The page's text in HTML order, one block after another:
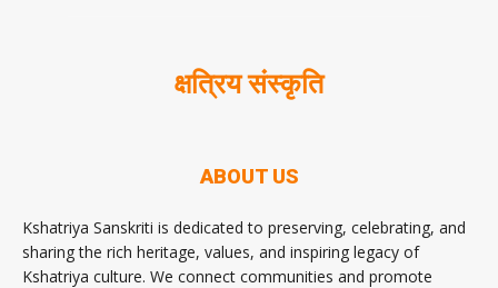
क्षत्रिय संस्कृति
ABOUT US
Kshatriya Sanskriti is dedicated to preserving, celebrating, and
sharing the rich heritage, values, and inspiring legacy of
Kshatriya culture. We connect communities and promote